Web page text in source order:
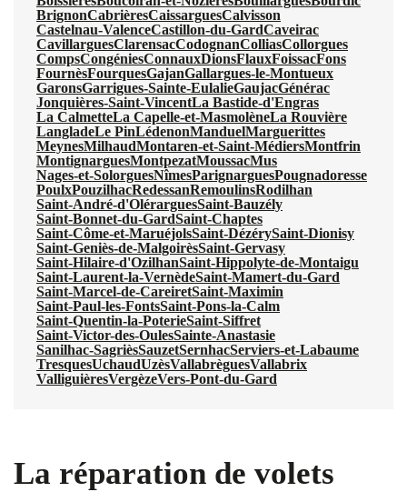
BrignonCabrièresCaissarguesCalvisson
Castelnau-ValenceCastillon-du-GardCaveirac
CavillarguesClarensacCodognanColliasCollorgues
CompsCongéniesConnauxDionsFlauxFoissacFons
FournèsFourquesGajanGallargues-le-Montueux
GaronsGarrigues-Sainte-EulalieGaujacGénérac
Jonquières-Saint-VincentLa Bastide-d'Engras
La CalmetteLa Capelle-et-MasmolèneLa Rouvière
LangladeLe PinLédenonManduelMarguerittes
MeynesMilhaudMontaren-et-Saint-MédiersMontfrin
MontignarguesMontpezatMoussacMus
Nages-et-SolorguesNîmesParignarguesPougnadoresse
PoulxPouzilhacRedessanRemoulinsRodilhan
Saint-André-d'OlérarguesSaint-Bauzély
Saint-Bonnet-du-GardSaint-Chaptes
Saint-Côme-et-MaruéjolsSaint-DézérySaint-Dionisy
Saint-Geniès-de-MalgoirèsSaint-Gervasy
Saint-Hilaire-d'OzilhanSaint-Hippolyte-de-Montaigu
Saint-Laurent-la-VernèdeSaint-Mamert-du-Gard
Saint-Marcel-de-CareiretSaint-Maximin
Saint-Paul-les-FontsSaint-Pons-la-Calm
Saint-Quentin-la-PoterieSaint-Siffret
Saint-Victor-des-OulesSainte-Anastasie
Sanilhac-SagrièsSauzetSernhacServiers-et-Labaume
TresquesUchaudUzèsVallabrèguesVallabrix
ValliguièresVergèzeVers-Pont-du-Gard
La réparation de volets